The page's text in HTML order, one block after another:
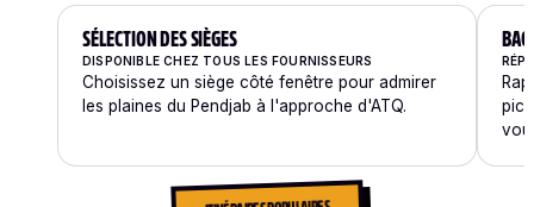
SÉLECTION DES SIÈGES
DISPONIBLE CHEZ TOUS LES FOURNISSEURS
Choisissez un siège côté fenêtre pour admirer
les plaines du Pendjab à l'approche d'ATQ.